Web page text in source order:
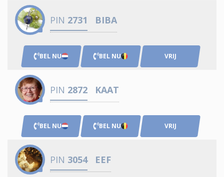
PIN 2731 BIBA
BEL NU BEL NU VRIJ
PIN 2872 KAAT
BEL NU BEL NU VRIJ
PIN 3054 EEF